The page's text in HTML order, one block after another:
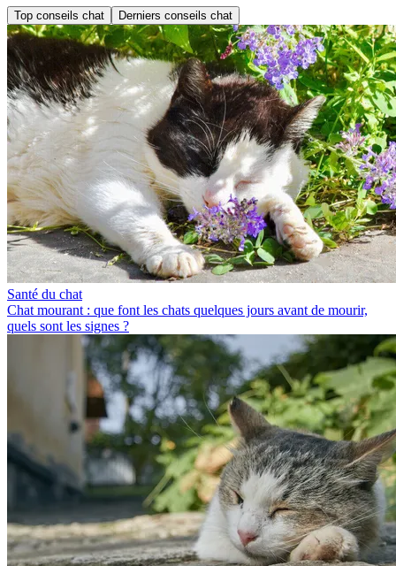
Top conseils chat Derniers conseils chat
Santé du chat
Chat mourant : que font les chats quelques jours avant de mourir,
quels sont les signes ?